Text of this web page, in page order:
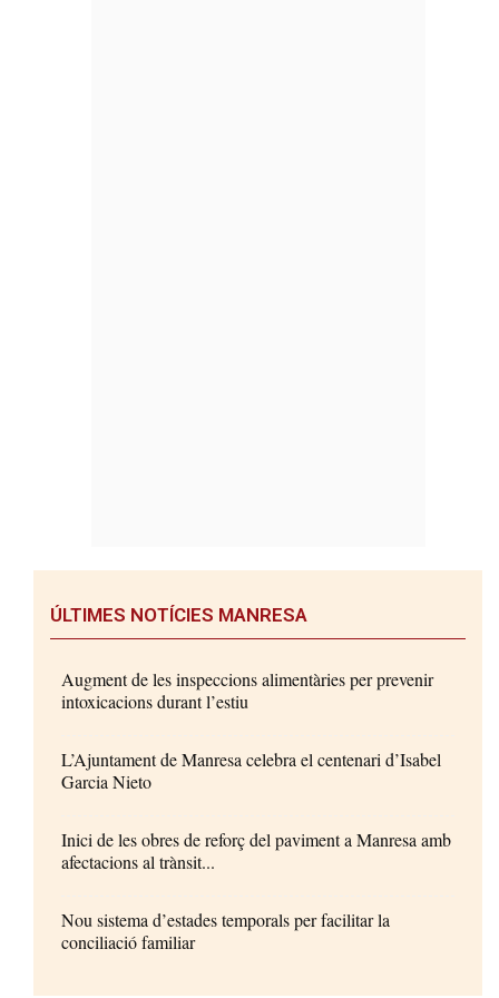
ÚLTIMES NOTÍCIES MANRESA
Augment de les inspeccions alimentàries per prevenir
intoxicacions durant l’estiu
L’Ajuntament de Manresa celebra el centenari d’Isabel
Garcia Nieto
Inici de les obres de reforç del paviment a Manresa amb
afectacions al trànsit...
Nou sistema d’estades temporals per facilitar la
conciliació familiar